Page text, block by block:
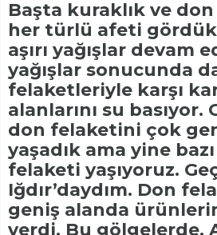
Başta kuraklık ve
her türlü afeti
aşırı yağışlar devam
yağışlar sonucunda
felaketleriyle karşı
alanlarını su basıyor.
don felaketini çok
yaşadık ama yine
felaketi yaşıyoruz.
Iğdır’daydım. Don
geniş alanda
verdi. Bu gölgelerde,